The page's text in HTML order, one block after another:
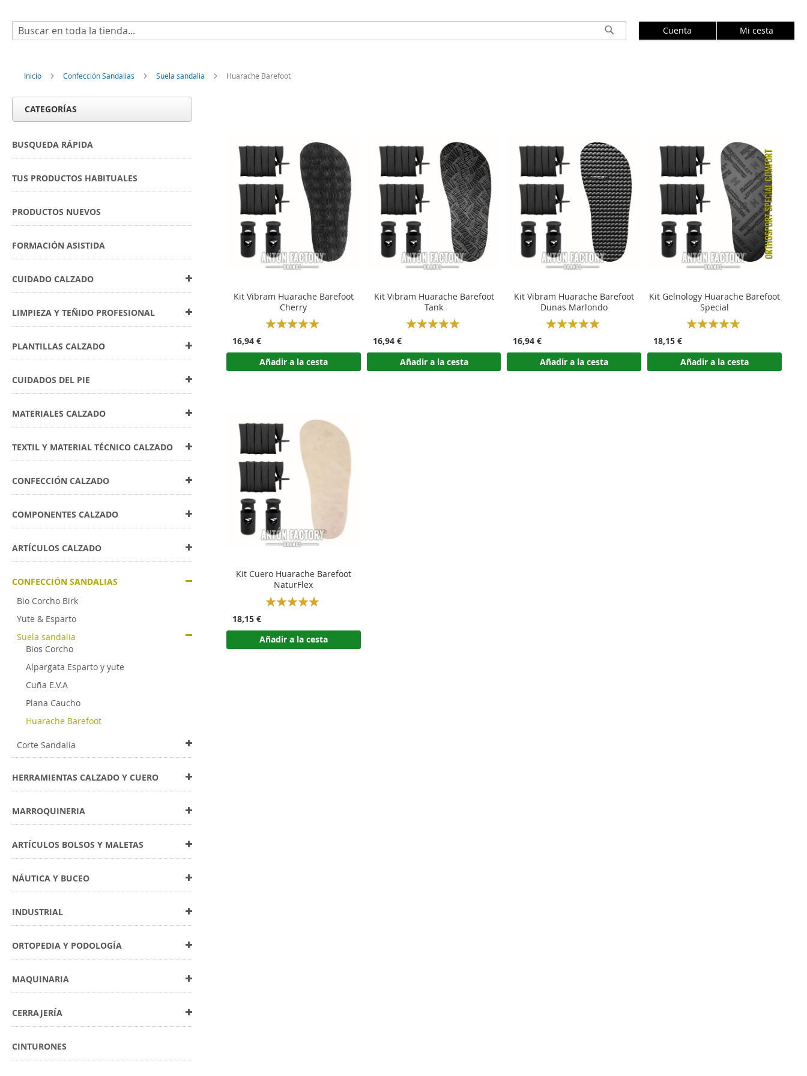
Buscar Buscar
Cuenta Mi cesta
Inicio Confección Sandalias Suela sandalia Huarache Barefoot
Kit Vibram Huarache Barefoot
Cherry
Rating:
16,94 €
Añadir a la cesta
Kit Vibram Huarache Barefoot
Tank
Rating:
16,94 €
Añadir a la cesta
Kit Vibram Huarache Barefoot
Dunas Marlondo
Rating:
16,94 €
Añadir a la cesta
Kit Gelnology Huarache Barefoot
Special
Rating:
18,15 €
Añadir a la cesta
Kit Cuero Huarache Barefoot
NaturFlex
Rating:
18,15 €
Añadir a la cesta
CATEGORÍAS
BUSQUEDA RÁPIDA
TUS PRODUCTOS HABITUALES
PRODUCTOS NUEVOS
FORMACIÓN ASISTIDA
CUIDADO CALZADO
LIMPIEZA Y TEÑIDO PROFESIONAL
PLANTILLAS CALZADO
CUIDADOS DEL PIE
MATERIALES CALZADO
TEXTIL Y MATERIAL TÉCNICO CALZADO
CONFECCIÓN CALZADO
COMPONENTES CALZADO
ARTÍCULOS CALZADO
CONFECCIÓN SANDALIAS
Bio Corcho Birk
Yute & Esparto
Suela sandalia
Bios Corcho
Alpargata Esparto y yute
Cuña E.V.A
Plana Caucho
Huarache Barefoot
Corte Sandalia
HERRAMIENTAS CALZADO Y CUERO
MARROQUINERIA
ARTÍCULOS BOLSOS Y MALETAS
NÁUTICA Y BUCEO
INDUSTRIAL
ORTOPEDIA Y PODOLOGÍA
MAQUINARIA
CERRAJERÍA
CINTURONES